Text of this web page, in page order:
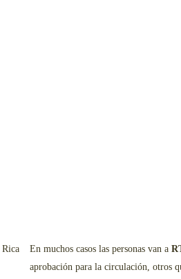
En muchos casos las personas van a
aprobación para la circulación, otros